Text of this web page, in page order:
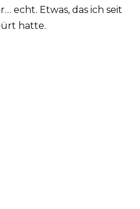
echt. Etwas, das ich seit
hatte.